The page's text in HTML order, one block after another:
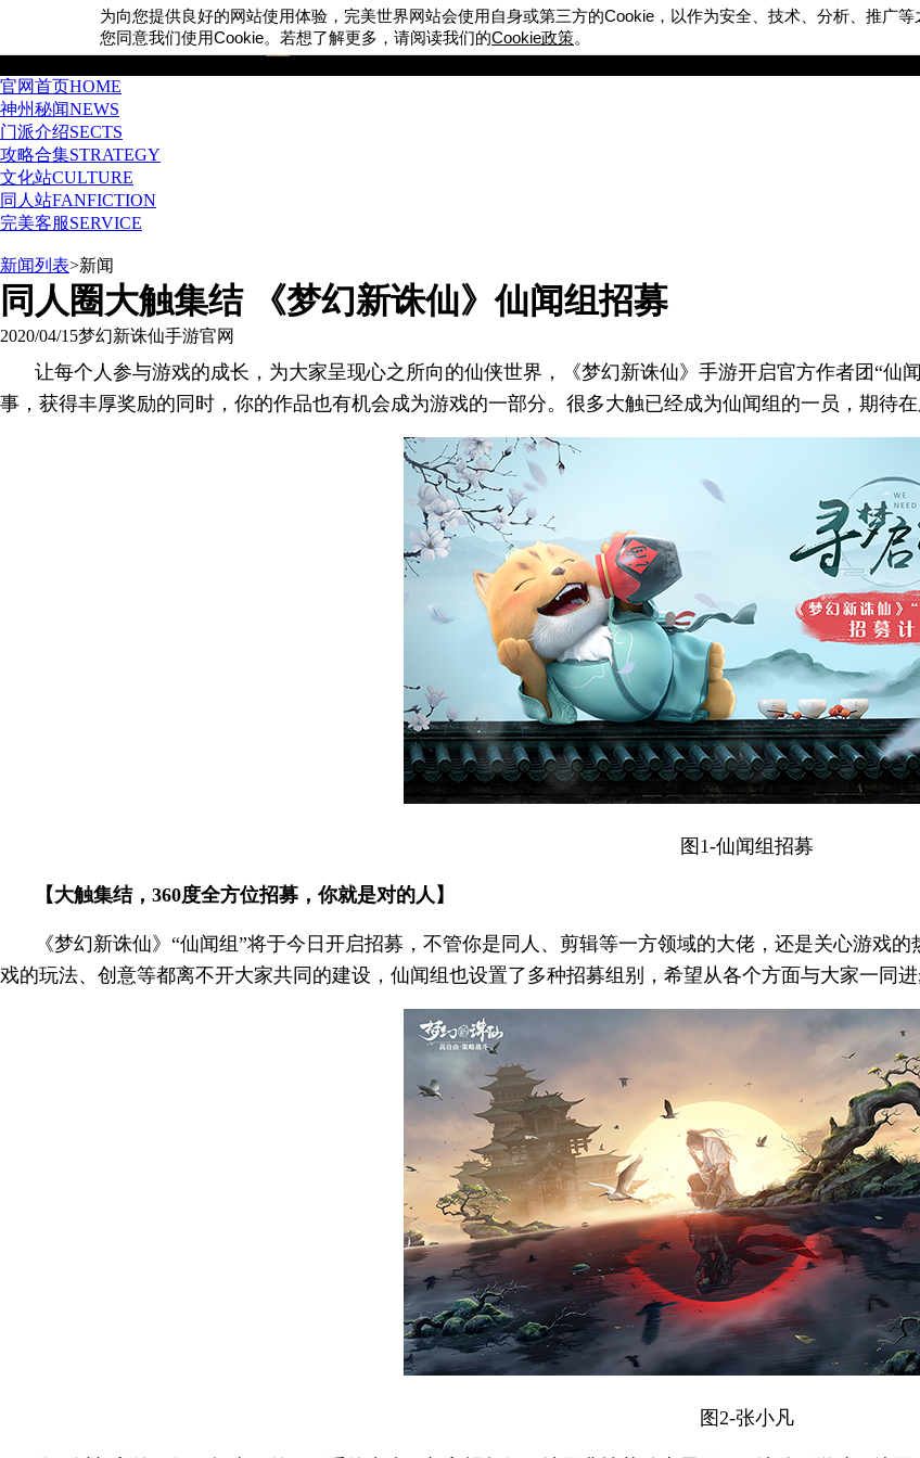
官网首页HOME
神州秘闻NEWS
门派介绍SECTS
攻略合集STRATEGY
文化站CULTURE
同人站FANFICTION
完美客服SERVICE
新闻列表>新闻
同人圈大触集结 《梦幻新诛仙》仙闻组招募
2020/04/15梦幻新诛仙手游官网
让每个人参与游戏的成长，为大家呈现心之所向的仙侠世界，《梦幻新诛仙》手游开启官方作者团“仙
事，获得丰厚奖励的同时，你的作品也有机会成为游戏的一部分。很多大触已经成为仙闻组的一员，期待在
图1-仙闻组招募
【大触集结，360度全方位招募，你就是对的人】
《梦幻新诛仙》“仙闻组”将于今日开启招募，不管你是同人、剪辑等一方领域的大佬，还是关心游戏
戏的玩法、创意等都离不开大家共同的建设，仙闻组也设置了多种招募组别，希望从各个方面与大家一同进
图2-张小凡
为向您提供良好的网站使用体验，完美世界网站会使用自身或第三方的Cookie ，以作为安全、技术、分析、推广
您同意我们使用Cookie。若想了解更多，请阅读我们的Cookie政策。